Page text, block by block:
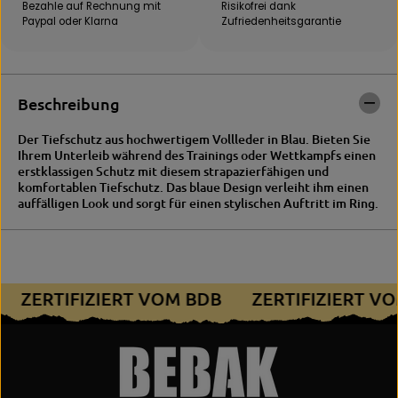
A
s
c
h
u
t
z
R
O
i
e
s
c
h
u
t
z
Bezahle auf Rechnung mit
Paypal oder Klarna
Risikofrei dank
Zufriedenheits­garantie
Beschreibung
Der Tiefschutz aus hochwertigem Vollleder in Blau. Bieten Sie
Ihrem Unterleib während des Trainings oder Wettkampfs einen
erstklassigen Schutz mit diesem strapazierfähigen und
komfortablen Tiefschutz. Das blaue Design verleiht ihm einen
auffälligen Look und sorgt für einen stylischen Auftritt im Ring.
ZERTIFIZIERT VOM BDB ZERTIFIZIERT